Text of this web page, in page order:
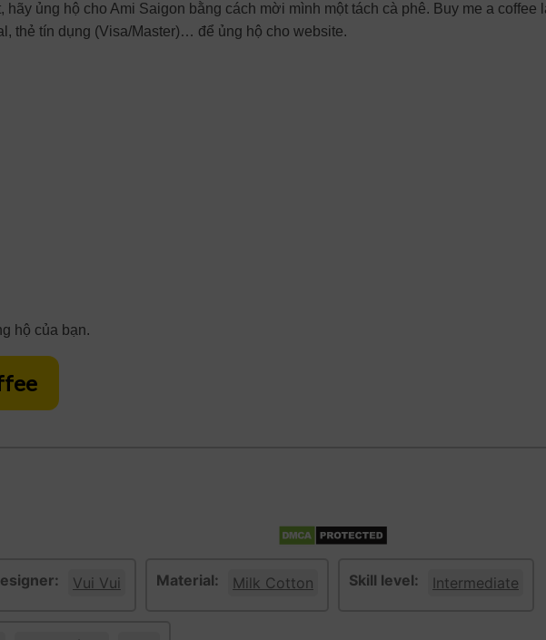
hãy ủng hộ cho Ami Saigon bằng cách mời mình một tách cà phê. Buy me a
thẻ tín dụng (Visa/Master)… để ủng hộ cho website.
hộ của bạn.
Vui Vui Material: Milk Cotton Skill level: Intermediate